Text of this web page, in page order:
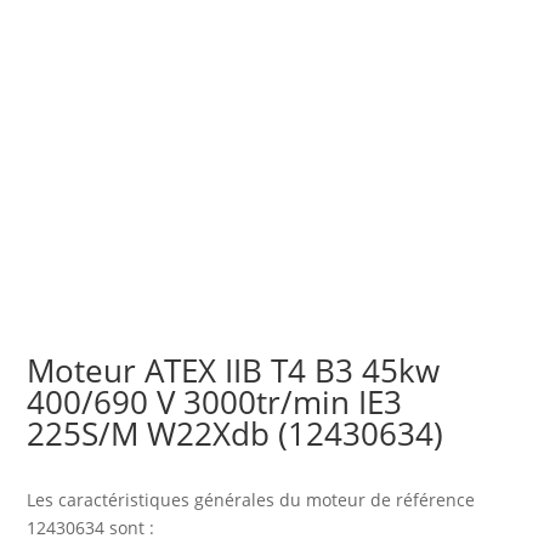
Moteur ATEX IIB T4 B3 45kw
400/690 V 3000tr/min IE3
225S/M W22Xdb (12430634)
Les caractéristiques générales du moteur de référence
12430634 sont :